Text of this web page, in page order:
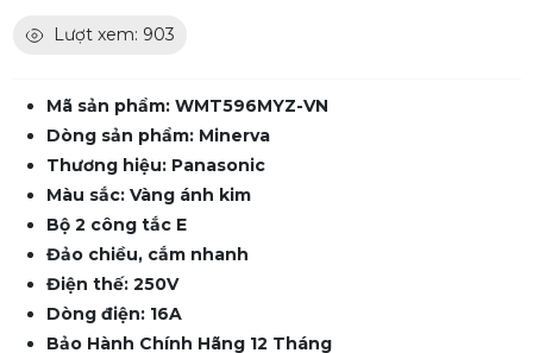
Lượt xem: 903
Mã sản phẩm: WMT596MYZ-VN
Dòng sản phẩm: Minerva
Thương hiệu: Panasonic
Màu sắc: Vàng ánh kim
Bộ 2 công tắc E
Đảo chiều, cắm nhanh
Điện thế: 250V
Dòng điện: 16A
Bảo Hành Chính Hãng 12 Tháng